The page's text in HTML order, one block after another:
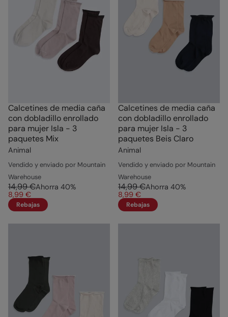
Calcetines de media caña
con dobladillo enrollado
para mujer Isla - 3
paquetes Mix
Animal
Vendido y enviado por Mountain
Warehouse
14,99 €Ahorra 40%
8,99 €
Rebajas
Calcetines de media caña
con dobladillo enrollado
para mujer Isla - 3
paquetes Beis Claro
Animal
Vendido y enviado por Mountain
Warehouse
14,99 €Ahorra 40%
8,99 €
Rebajas